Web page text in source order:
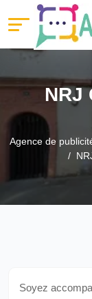
NRJ
Agence de
Soyez